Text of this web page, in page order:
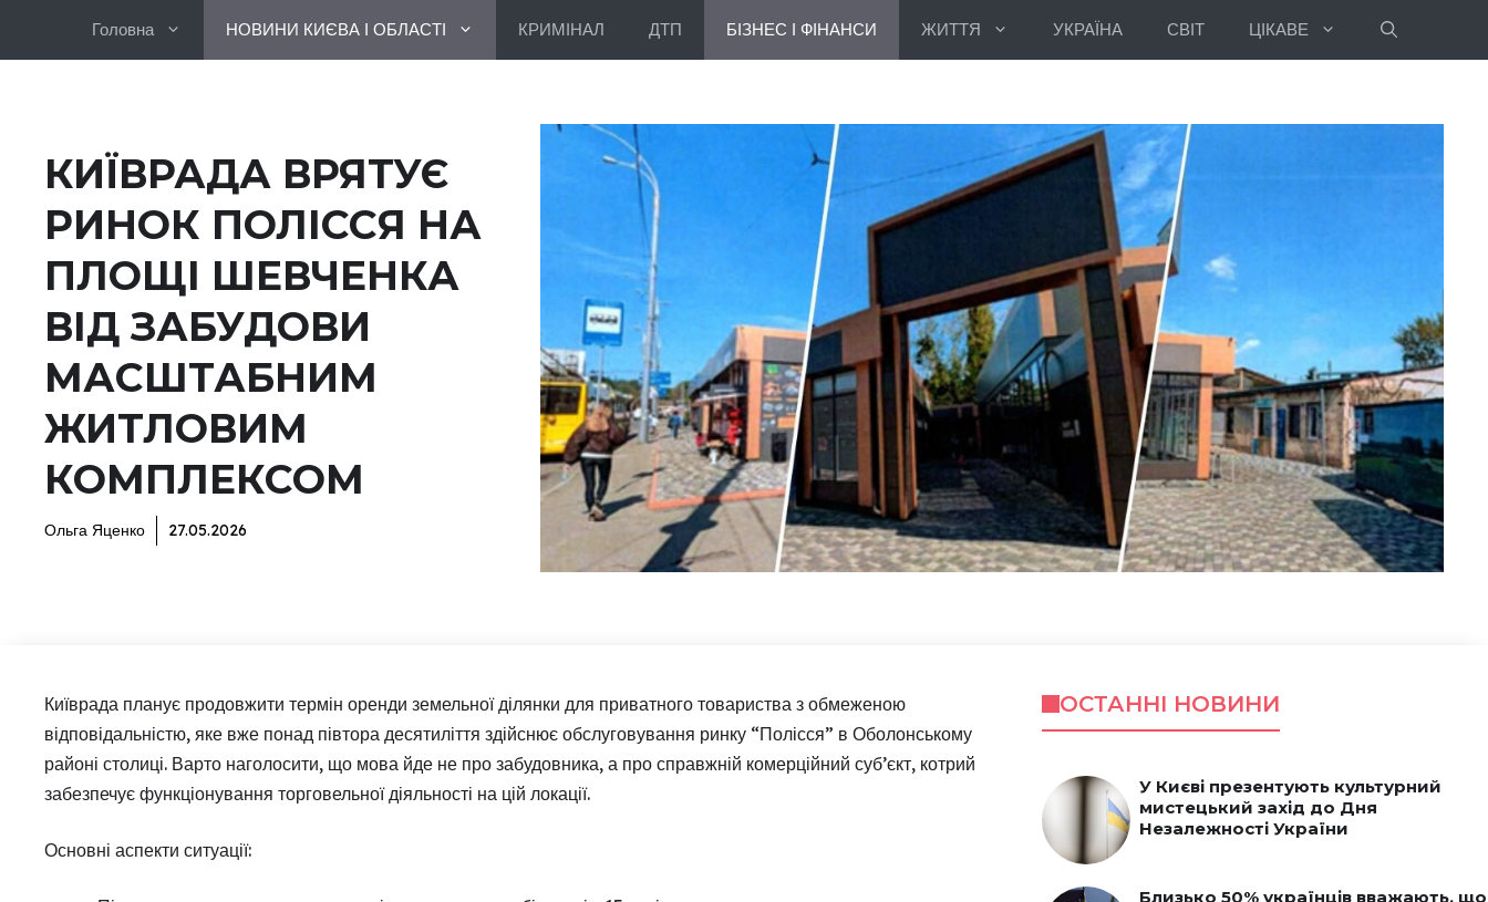
Головна НОВИНИ КИЄВА І ОБЛАСТІ КРИМІНАЛ ДТП БІЗНЕС І ФІНАНСИ ЖИТТЯ УКРАЇНА СВІТ ЦІКАВЕ
КИЇВРАДА ВРЯТУЄ
РИНОК ПОЛІССЯ НА
ПЛОЩІ ШЕВЧЕНКА
ВІД ЗАБУДОВИ
МАСШТАБНИМ
ЖИТЛОВИМ
КОМПЛЕКСОМ
Ольга Яценко 27.05.2026
Київрада планує продовжити термін оренди земельної ділянки для приватного товариства з обмеженою
відповідальністю, яке вже понад півтора десятиліття здійснює обслуговування ринку “Полісся” в Оболонському
районі столиці. Варто наголосити, що мова йде не про забудовника, а про справжній комерційний суб’єкт, котрий
забезпечує функціонування торговельної діяльності на цій локації.
Основні аспекти ситуації:
ОСТАННІ НОВИНИ
У Києві презентують культурний
мистецький захід до Дня
Незалежності України
Близько 50% українців вважають, що